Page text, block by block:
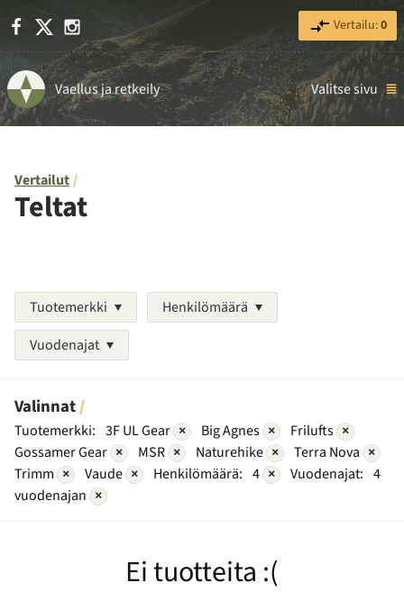
Facebook Instagram Vertailu:0
Vaellus ja retkeily Valitse sivu
Vertailut
Teltat
Tuotemerkki
Henkilömäärä
Vuodenajat
Valinnat
Tuotemerkki: 3F UL Gear × Big Agnes × Frilufts ×
Gossamer Gear × MSR × Naturehike × Terra Nova ×
Trimm × Vaude × Henkilömäärä: 4 × Vuodenajat: 4
vuodenajan ×
Ei tuotteita :(